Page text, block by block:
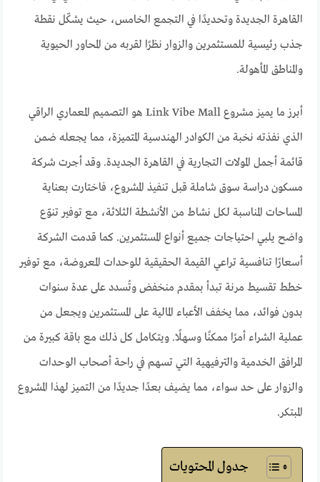
القاهرة الجديدة وتحديدًا في التجمع الخامس، حيث يشكّل نقطة
جذب رئيسية للمستثمرين والزوار نظرًا لقربه من المحاور الحيوية
والمناطق المأهولة.
أبرز ما يميز مشروع Link Vibe Mall هو التصميم المعماري الراقي
الذي نفذته نخبة من الكوادر الهندسية المتميزة، مما يجعله ضمن
قائمة أجمل المولات التجارية في القاهرة الجديدة. وقد أجرت شركة
مسكون دراسة سوق شاملة قبل تنفيذ المشروع، فاختارت بعناية
المساحات المناسبة لكل نشاط من الأنشطة الثلاثة، مع توفير تنوّع
واضح يلبي احتياجات جميع أنواع المستثمرين. كما قدمت الشركة
أسعارًا تنافسية تراعي القيمة الحقيقية للوحدات المعروضة، مع توفير
خطط تقسيط مرنة تبدأ بمقدم منخفض وتُسدد على عدة سنوات
بدون فوائد، مما يخفف الأعباء المالية على المستثمرين ويجعل من
عملية الشراء أمرًا ممكنًا وسهلًا. ويتكامل كل ذلك مع باقة كبيرة من
المرافق الخدمية والترفيهية التي تسهم في راحة أصحاب الوحدات
والزوار على حد سواء، مما يضيف بعدًا جديدًا من التميز لهذا المشروع
المبتكر.
جدول المحتويات